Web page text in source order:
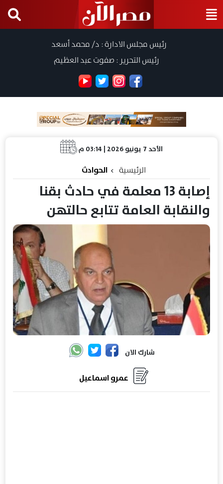
رئيس مجلس الادارة : د/ محمد أسعد
رئيس التحرير : صفوت عبد العظيم
الأحد 7 يونيو 2026 | 03:14 م
الرئيسية الحوادث
إصابة 13 معلمة في حادث بقنا
والنقابة العامة تتابع حالتهن
شارك الان
عمرو اسماعيل